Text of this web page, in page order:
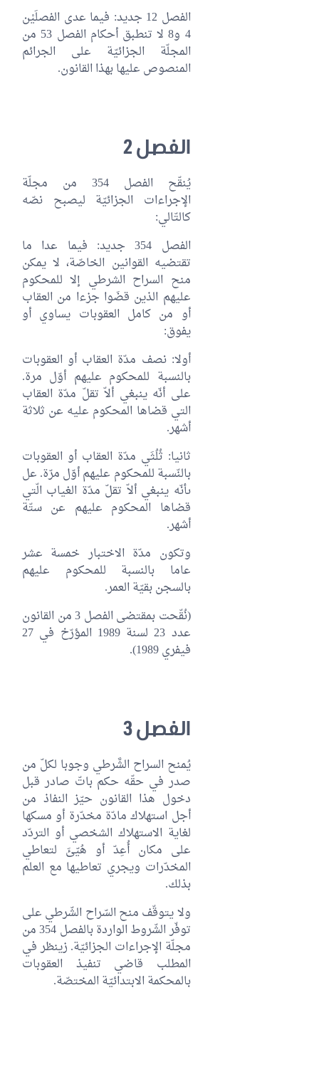
الفصل 12 جديد: فيما عدى الفصلَيْن
4 و8 لا تنطبق أحكام الفصل 53 من
المجلّة الجزائيّة على الجرائم
المنصوص عليها بهذا القانون.
الفصل 2
يُنقّح الفصل 354 من مجلّة
الإجراءات الجزائيّة ليصبح نصّه
كالتّالي:
الفصل 354 جديد: فيما عدا ما
تقتضيه القوانين الخاصّة، لا يمكن
منح السراح الشرطي إلا للمحكوم
عليهم الذين قضَوا جزءا من العقاب
أو من كامل العقوبات يساوي أو
يفوق:
أولا: نصف مدّة العقاب أو العقوبات
بالنسبة للمحكوم عليهم أوّل مرة.
على أنّه ينبغي ألاّ تقلّ مدّة العقاب
التي قضاها المحكوم عليه عن ثلاثة
أشهر.
ثانيا: ثُلُثَي مدّة العقاب أو العقوبات
بالنّسبة للمحكوم عليهم أوّل مرّة. عل
ىأنّه ينبغي ألاّ تقلّ مدّة الغياب الّتي
قضاها المحكوم عليهم عن ستّة
أشهر.
وتكون مدّة الاختبار خمسة عشر
عاما بالنسبة للمحكوم عليهم
بالسجن بقيّة العمر.
(نُقّحت بمقتضى الفصل 3 من القانون
عدد 23 لسنة 1989 المؤرّخ في 27
فيفري 1989).
الفصل 3
يُمنح السراح الشَّرطي وجوبا لكلّ من
صدر في حقّه حكم باتّ صادر قبل
دخول هذا القانون حيّز النفاذ من
أجل استهلاك مادّة مخدّرة أو مسكها
لغاية الاستهلاك الشخصي أو التردّد
على مكان أُعِدّ أو هُيّئَ لتعاطي
المخدّرات ويجري تعاطيها مع العلم
بذلك.
ولا يتوقّف منح السّراح الشّرطي على
توفّر الشّروط الواردة بالفصل 354 من
مجلّة الإجراءات الجزائيّة. زينظر في
المطلب قاضي تنفيذ العقوبات
بالمحكمة الابتدائيّة المختصّة.